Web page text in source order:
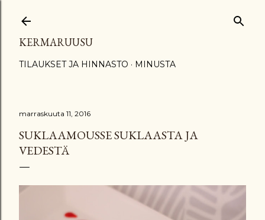
KERMARUUSU
TILAUKSET JA HINNASTO MINUSTA
marraskuuta 11, 2016
SUKLAAMOUSSE SUKLAASTA JA
VEDESTÄ